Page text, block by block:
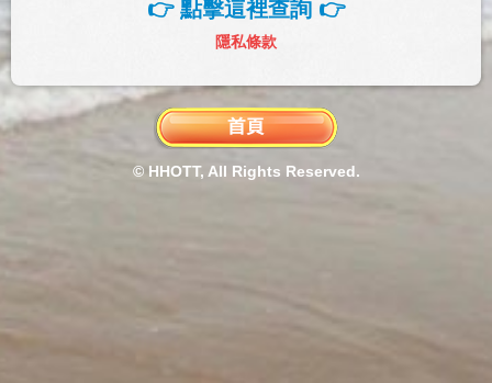
👉 點擊這裡查詢 👉
隱私條款
© HHOTT, All Rights Reserved.